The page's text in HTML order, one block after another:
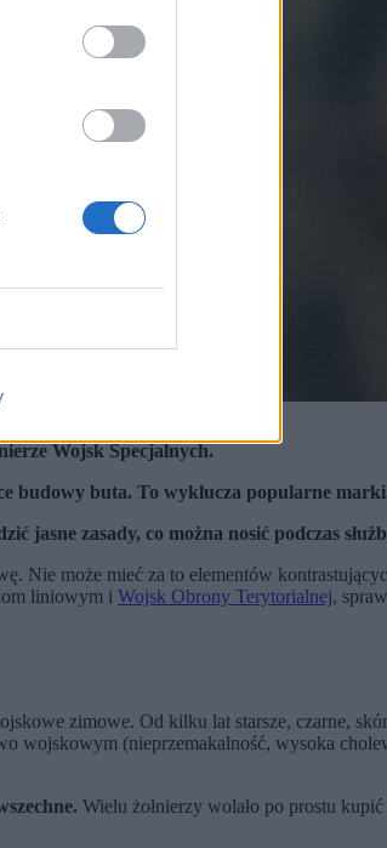
Wojsk Specjalnych.
budowy buta. To wyklucza popularne
zasady, co można nosić podczas
Nie może mieć za to elementów
liniowym i Wojsk Obrony Terytorialnej,
zimowe. Od kilku lat starsze, czarne,
wojskowym (nieprzemakalność, wysoka
Wielu żołnierzy wolało po prostu